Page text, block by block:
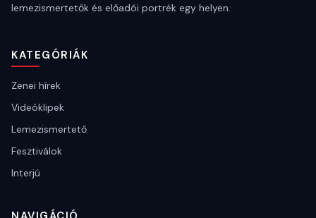
lemezismertetők és előadói portrék egy helyen.
KATEGÓRIÁK
Zenei hírek
Videóklipek
Lemezismertető
Fesztiválok
Interjú